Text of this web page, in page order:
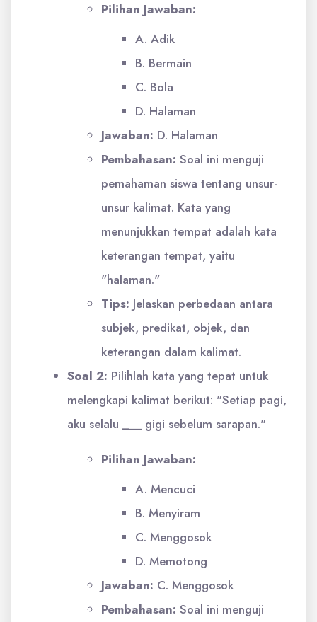
Pilihan Jawaban:
A. Adik
B. Bermain
C. Bola
D. Halaman
Jawaban: D. Halaman
Pembahasan: Soal ini menguji
pemahaman siswa tentang unsur-
unsur kalimat. Kata yang
menunjukkan tempat adalah kata
keterangan tempat, yaitu
"halaman."
Tips: Jelaskan perbedaan antara
subjek, predikat, objek, dan
keterangan dalam kalimat.
Soal 2: Pilihlah kata yang tepat untuk
melengkapi kalimat berikut: "Setiap pagi,
aku selalu _
gigi sebelum sarapan."
Pilihan Jawaban:
A. Mencuci
B. Menyiram
C. Menggosok
D. Memotong
Jawaban: C. Menggosok
Pembahasan: Soal ini menguji